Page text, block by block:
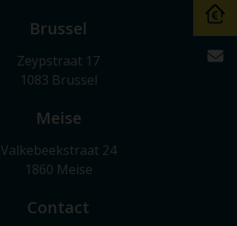
Brussel
Zeypstraat 17
1083 Brussel
Meise
Valkebeekstraat 24
1860 Meise
Contact